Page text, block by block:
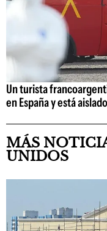
Un turista
en España y está
MÁS
UNIDOS